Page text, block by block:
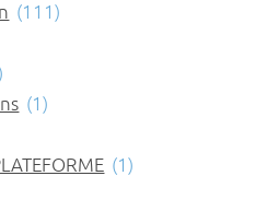
(111)
(1)
(1)